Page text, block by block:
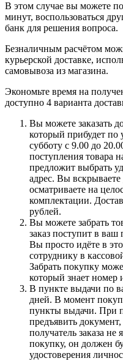
В этом случае вы можете
минут, воспользоваться
банк для решения вопроса.
Безналичным расчётом
курьерской доставке,
самовывоза из магазина.
Экономьте время на
доступно 4 варианта
Вы можете заказать
который прибудет по
субботу с 9.00 до
поступления товара
предложит выбрать
адрес. Вы
осматриваете на
комплектации.
рублей.
Вы можете забрать
заказ поступит в ваш
Вы просто идёте в
сотруднику в
Забрать покупку
который знает номер
В пункте выдачи по
дней. В момент
пункты выдачи. При
предъявить
получатель заказа
покупку, он должен
удостоверения